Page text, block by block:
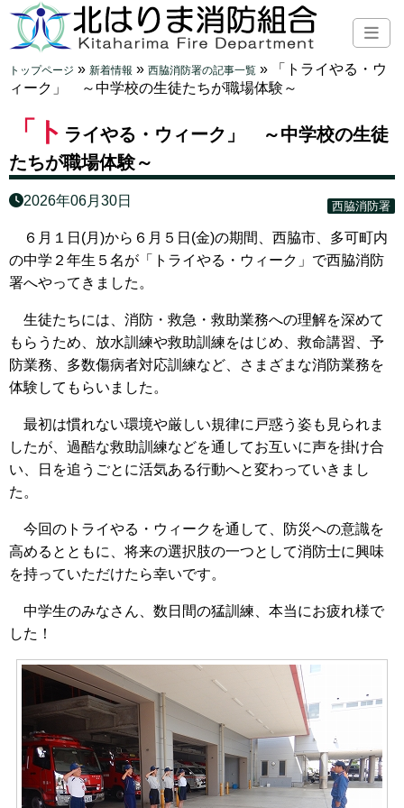
トップページ » 新着情報 » 西脇消防署の記事一覧 »
「トライやる・ウ
ィーク」 ～中学校の生徒たちが職場体験～
「ト ライやる・ウィーク」 ～中学校の生徒
たちが職場体験～
西脇消防署
2026年06月30日
６月１日(月)から６月５日(金)の期間、西脇市、多可町内
の中学２年生５名が「トライやる・ウィーク」で西脇消防
署へやってきました。
生徒たちには、消防・救急・救助業務への理解を深めて
もらうため、放水訓練や救助訓練をはじめ、救命講習、予
防業務、多数傷病者対応訓練など、さまざまな消防業務を
体験してもらいました。
最初は慣れない環境や厳しい規律に戸惑う姿も見られま
したが、過酷な救助訓練などを通してお互いに声を掛け合
い、日を追うごとに活気ある行動へと変わっていきまし
た。
今回のトライやる・ウィークを通して、防災への意識を
高めるとともに、将来の選択肢の一つとして消防士に興味
を持っていただけたら幸いです。
中学生のみなさん、数日間の猛訓練、本当にお疲れ様で
した！